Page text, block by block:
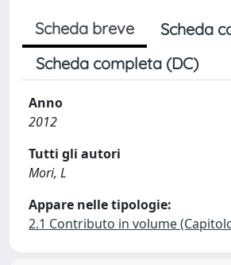
Scheda breve
Scheda
Scheda completa (DC)
Anno
2012
Tutti gli autori
Mori, L
Appare nelle tipologie:
2.1 Contributo in volume